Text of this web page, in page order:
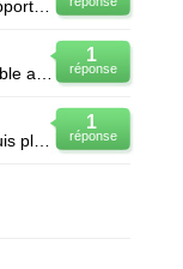
Travaillant dans la fonction publique jai eu un accident de travail,le rapport d'expertise mentionne
1
réponse
1
réponse
Un Fonctionnaire territorial est en arrêt pour "accident de travail" depuis plusieurs années suite à